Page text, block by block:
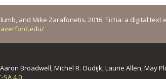
and Mike Zarafonetis. 2016. Ticha: a digital
Broadwell, Michel R. Oudijk, Laurie Allen, May
SA 4.0